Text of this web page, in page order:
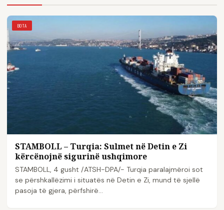
BOTA
STAMBOLL – Turqia: Sulmet në Detin e Zi
kërcënojnë sigurinë ushqimore
STAMBOLL, 4 gusht /ATSH-DPA/- Turqia paralajmëroi sot
se përshkallëzimi i situatës në Detin e Zi, mund të sjellë
pasoja të gjera, përfshirë…